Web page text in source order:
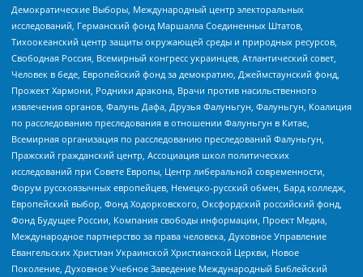
Демократические Выборы, Международный центр электоральных
исследований, Германский фонд Маршалла Соединенных Штатов,
Тихоокеанский центр защиты окружающей среды и природных ресурсов,
Свободная Россия, Всемирный конгресс украинцев, Атлантический совет,
Человек в беде, Европейский фонд за демократию, Джеймстаунский фонд,
Прожект Хармони, Родники дракона, Врачи против насильственного
извлечения органов, Фалунь Дафа, Друзья Фалуньгун, Фалуньгун, Коалиция
по расследованию преследования в отношении Фалуньгун в Китае,
Всемирная организация по расследованию преследований Фалуньгун,
Пражский гражданский центр, Ассоциация школ политических
исследований при Совете Европы, Центр либеральной современности,
Форум русскоязычных европейцев, Немецко-русский обмен, Бард колледж,
Европейский выбор, Фонд Ходорковского, Оксфордский российский фонд,
Фонд Будущее России, Компания свободы информации, Проект Медиа,
Международное партнерство за права человека, Духовное Управление
Евангельских Христиан Украинской Христианской Церкви, Новое
Поколение, Духовное Учебное Заведение Международный Библейский